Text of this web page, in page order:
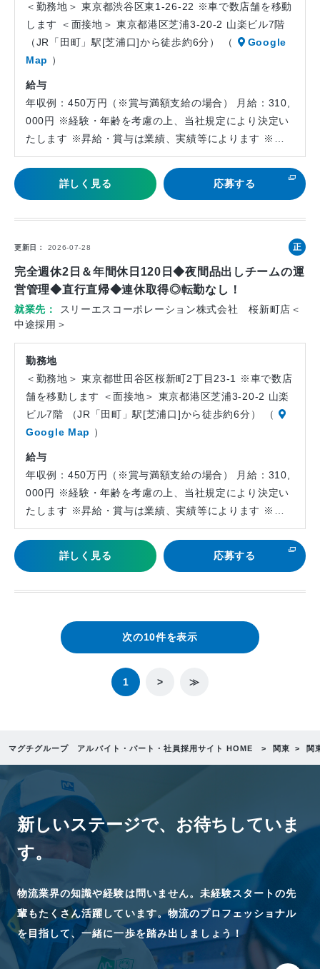
＜勤務地＞ 東京都渋谷区東1-26-22 ※車で数店舗を移動
します ＜面接地＞ 東京都港区芝浦3-20-2 山楽ビル7階
（JR「田町」駅[芝浦口]から徒歩約6分） （
Google
Map ）
給与
年収例：450万円（※賞与満額支給の場合） 月給：310,
000円 ※経験・年齢を考慮の上、当社規定により決定い
たします ※昇給・賞与は業績、実績等によります ※…
詳しく見る 応募する
更新日 2026-07-28
正
社
完全週休2日＆年間休日120日◆夜間品出しチームの運
営管理◆直行直帰◆連休取得◎転勤なし！
就業先
スリーエスコーポレーション株式会社 桜新町店＜
中途採用＞
勤務地
＜勤務地＞ 東京都世田谷区桜新町2丁目23-1 ※車で数店
舗を移動します ＜面接地＞ 東京都港区芝浦3-20-2 山楽
ビル7階 （JR「田町」駅[芝浦口]から徒歩約6分） （
Google Map ）
給与
年収例：450万円（※賞与満額支給の場合） 月給：310,
000円 ※経験・年齢を考慮の上、当社規定により決定い
たします ※昇給・賞与は業績、実績等によります ※…
詳しく見る 応募する
次の10件を表示
1 > ≫
マグチグループ アルバイト・パート・社員採用サイト HOME 関東 関
新しいステージで、 お待ちしていま
す。
物流業界の知識や経験は問いません。未経験スタートの先
輩もたくさん活躍しています。物流のプロフェッショナル
を目指して、一緒に一歩を踏み出しましょう！